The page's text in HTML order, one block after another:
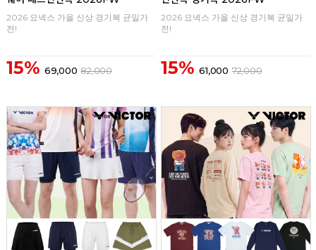
2026 요넥스 가을 신상 경기복 균일가
전!
15% 69,000 82,000
2026 요넥스 가을 신상 경기복 균일가
전!
15% 61,000 72,000